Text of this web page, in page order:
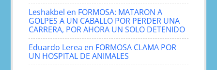
Leshakbel en FORMOSA: MATARON A
GOLPES A UN CABALLO POR PERDER UNA
CARRERA, POR AHORA UN SOLO DETENIDO
Eduardo Lerea en FORMOSA CLAMA POR
UN HOSPITAL DE ANIMALES